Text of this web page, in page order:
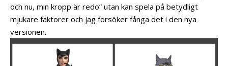
och nu, min kropp är redo” utan kan spela på betydligt
mjukare faktorer och jag försöker fånga det i den nya
versionen.